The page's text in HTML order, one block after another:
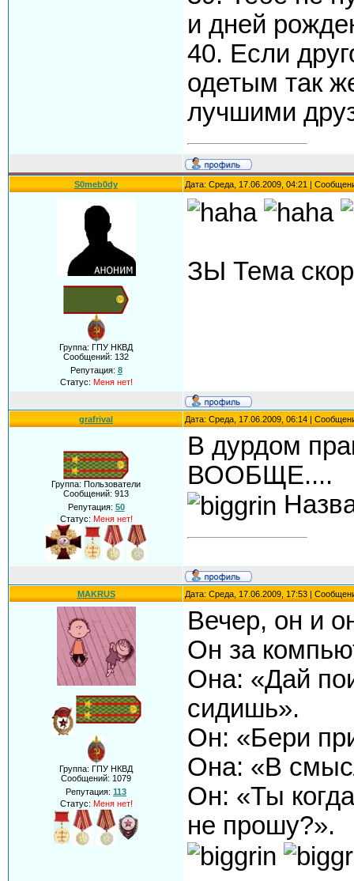
и дней
40. Если
одетым так
лучшими
S0meb0dy Дата: Среда, 17.06.2009, 04:21 |
Группа: ГПУ НКВД
Сообщений: 132
Репутация: 8
Статус: Меня нет!
ЗЫ Тема
grafrival Дата: Среда, 17.06.2009, 06:14 |
Группа: Пользователи
Сообщений: 913
Репутация: 50
Статус: Меня нет!
В дурдом
ВООБЩЕ....
MAKRUS Дата: Среда, 17.06.2009, 17:53 |
Группа: ГПУ НКВД
Сообщений: 1079
Репутация: 113
Статус: Меня нет!
Вечер, он и
Он за
Она: «Дай
сидишь».
Он: «Бери
Она: «В
Он: «Ты
не прошу?».